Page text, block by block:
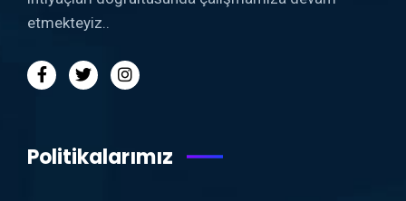
etmekteyiz..
Politikalarımız